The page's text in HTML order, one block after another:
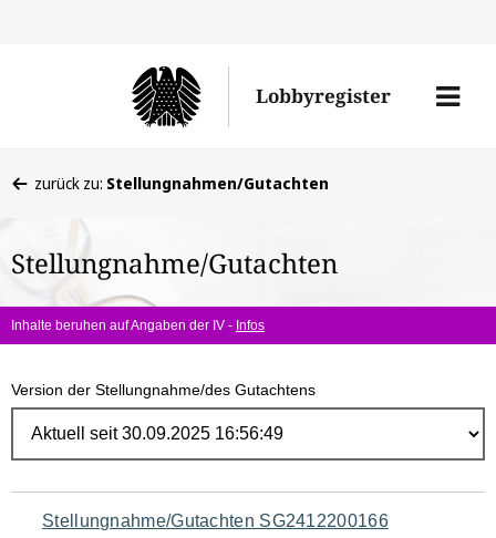
Lobbyregister
Menü
befinden
hier:
zurück zu: Stellungnahmen/Gutachten
Stellungnahme/Gutachten
Inhalte beruhen auf Angaben der IV - Infos
Version der Stellungnahme/des Gutachtens
Navigation
Stellungnahme/Gutachten SG2412200166